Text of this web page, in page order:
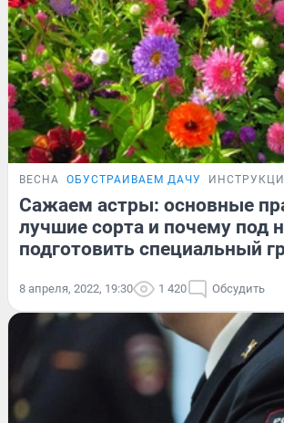
ВЕСНА ОБУСТРАИВАЕМ ДАЧУ
Сажаем астры: основные
лучшие сорта и почему под
подготовить специальный
8 апреля, 2022, 19:30 1 420 Обсудить